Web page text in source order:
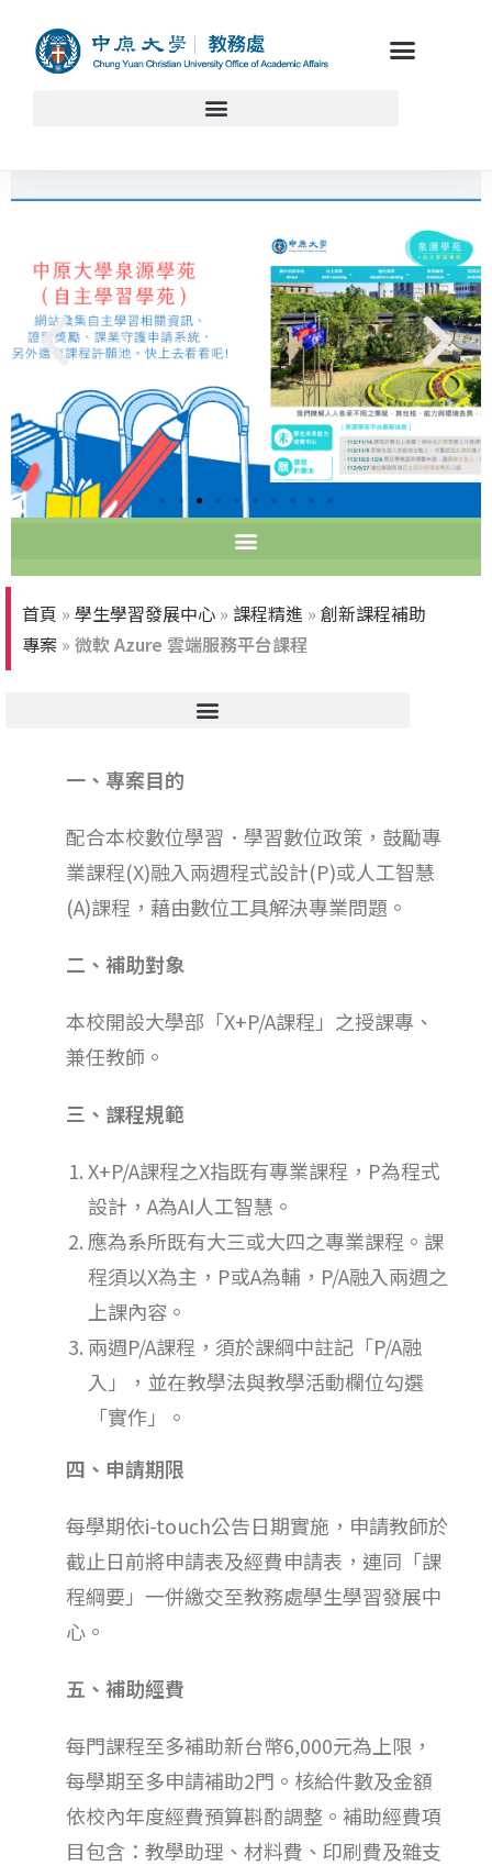
首頁 » 學生學習發展中心 » 課程精進 » 創新課程補助
專案 » 微軟 Azure 雲端服務平台課程
一、專案目的
配合本校數位學習．學習數位政策，鼓勵專
業課程(X)融入兩週程式設計(P)或人工智慧
(A)課程，藉由數位工具解決專業問題。
二、 補助對象
本校開設大學部「X+P/A課程」之授課專、
兼任教師。
三 、課程規範
X+P/A課程之X指既有專業課程，P為程式
設計，A為AI人工智慧。
應為系所既有大三或大四之專業課程。課
程須以X為主，P或A為輔，P/A融入兩週之
上課內容。
兩週P/A課程，須於課綱中註記「P/A融
入」，並在教學法與教學活動欄位勾選
「實作」。
四、申請期限
每學期依i-touch公告日期實施，申請教師於
截止日前將申請表及經費申請表，連同「課
程綱要」一併繳交至教務處學生學習發展中
心。
五、補助經費
每門課程至多補助新台幣6,000元為上限，
每學期至多申請補助2門。核給件數及金額
依校內年度經費預算斟酌調整。補助經費項
目包含：教學助理、材料費、印刷費及雜支